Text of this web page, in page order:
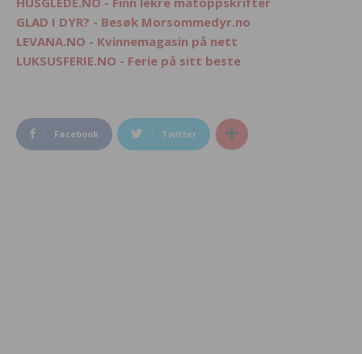
GLAD I DYR? - Besøk Morsommedyr.no
LEVANA.NO - Kvinnemagasin på nett
LUKSUSFERIE.NO - Ferie på sitt beste
Facebook Twitter